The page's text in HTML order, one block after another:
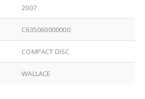
2007
C635060000000
COMPACT DISC
WALLACE